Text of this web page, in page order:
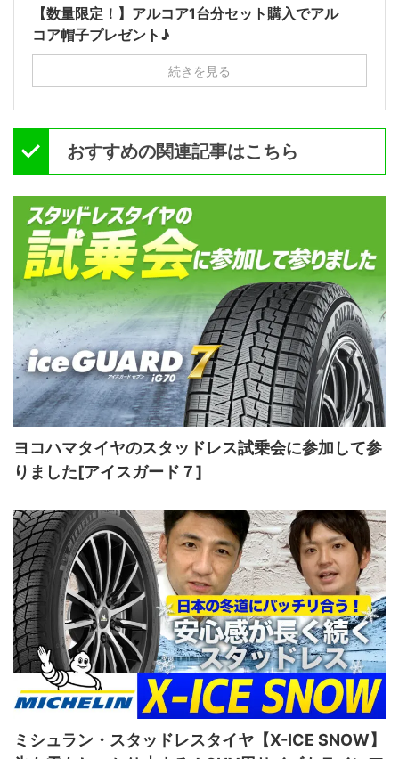
【数量限定！】アルコア1台分セット購入でアル
コア帽子プレゼント♪
続きを見る
おすすめの関連記事はこちら
ヨコハマタイヤのスタッドレス試乗会に参加して参
りました[アイスガード７]
ミシュラン・スタッドレスタイヤ【X-ICE SNOW】